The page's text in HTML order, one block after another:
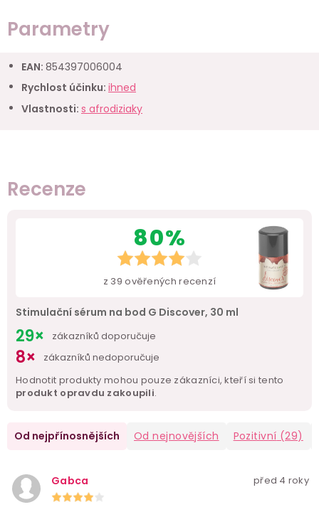
Parametry
EAN: 854397006004
Rychlost účinku: ihned
Vlastnosti: s afrodiziaky
Recenze
80%
z 39 ověřených recenzí
Stimulační sérum na bod G Discover, 30 ml
29× zákazníků doporučuje
8×
zákazníků nedoporučuje
Hodnotit produkty mohou pouze zákazníci, kteří si tento
produkt opravdu zakoupili.
Od nejpřínosnějších Od nejnovějších Pozitivní (29)
Gabca před 4 roky